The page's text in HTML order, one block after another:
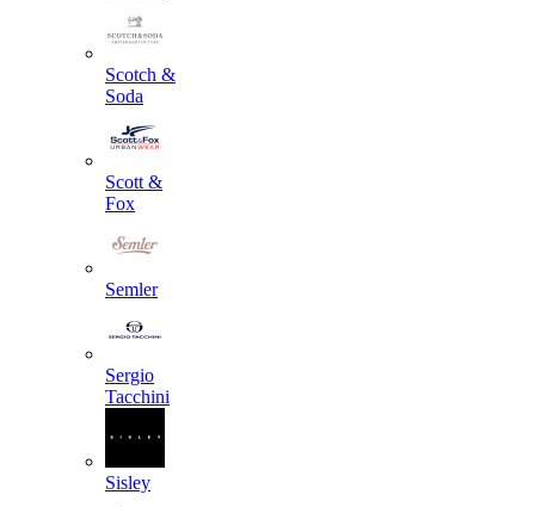
Scotch &
Soda
Scott &
Fox
Semler
Sergio
Tacchini
Sisley